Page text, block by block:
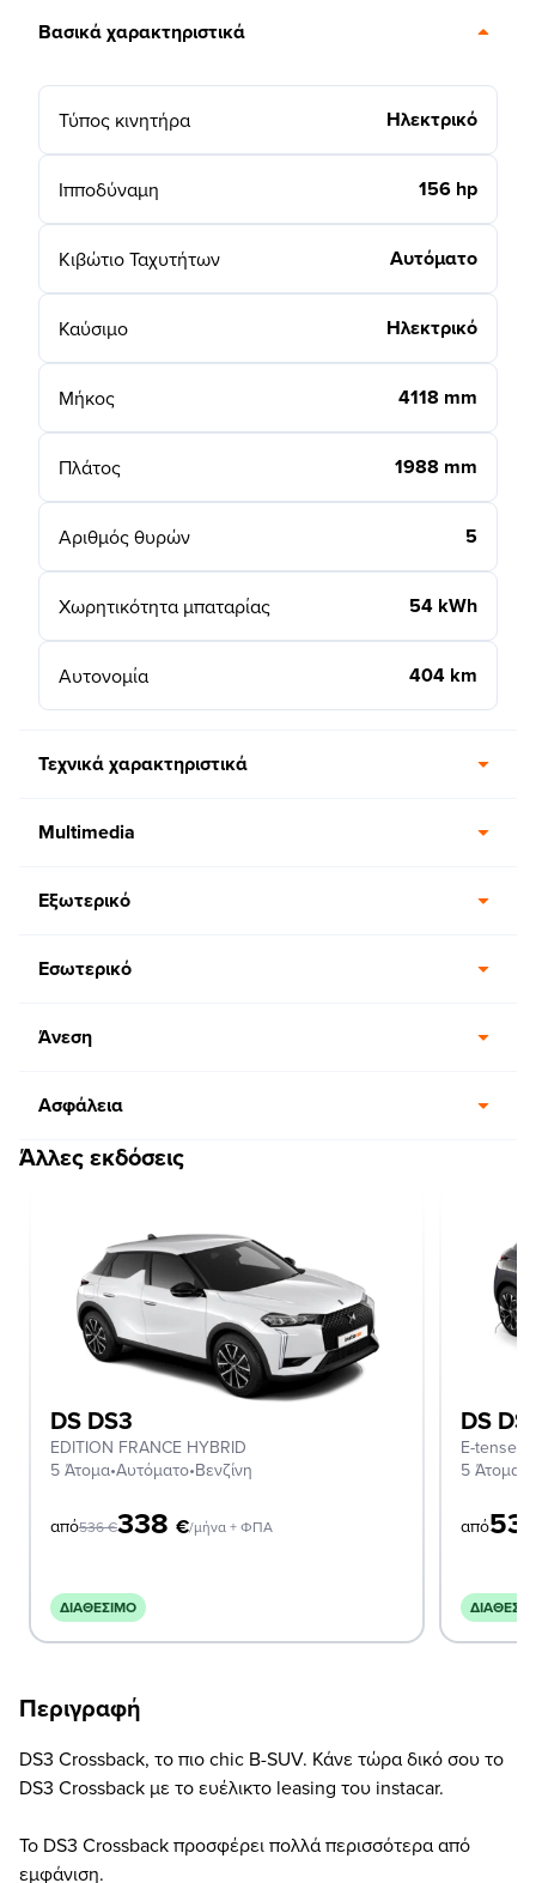
Βασικά χαρακτηριστικά
Τύπος κινητήρα Ηλεκτρικό
Ιπποδύναμη 156 hp
Κιβώτιο Ταχυτήτων Αυτόματο
Καύσιμο Ηλεκτρικό
Μήκος 4118 mm
Πλάτος 1988 mm
Αριθμός θυρών 5
Χωρητικότητα μπαταρίας 54 kWh
Αυτονομία 404 km
Τεχνικά χαρακτηριστικά
Multimedia
Εξωτερικό
Εσωτερικό
Άνεση
Ασφάλεια
Άλλες εκδόσεις
DS DS3
EDITION FRANCE HYBRID
5 Άτομα•Αυτόματο•Βενζίνη
από536€338 €/μήνα + ΦΠΑ
ΔΙΑΘΈΣΙΜΟ
DS
E-tense
5 Άτομα
από
Περιγραφή
DS3 Crossback, το πιο chic B-SUV. Κάνε τώρα δικό σου το
DS3 Crossback με το ευέλικτο leasing του instacar.
Το DS3 Crossback προσφέρει πολλά περισσότερα από
εμφάνιση.